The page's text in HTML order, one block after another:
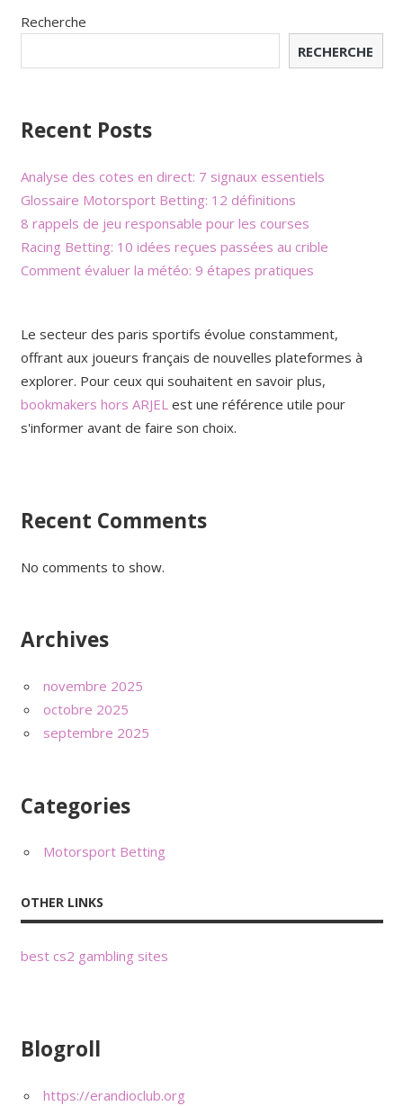
l’article
Recherche
RECHERCHE
Recent Posts
Analyse des cotes en direct: 7 signaux essentiels
Glossaire Motorsport Betting: 12 définitions
8 rappels de jeu responsable pour les courses
Racing Betting: 10 idées reçues passées au crible
Comment évaluer la météo: 9 étapes pratiques
Le secteur des paris sportifs évolue constamment,
offrant aux joueurs français de nouvelles plateformes à
explorer. Pour ceux qui souhaitent en savoir plus,
bookmakers hors ARJEL est une référence utile pour
s'informer avant de faire son choix.
Recent Comments
No comments to show.
Archives
novembre 2025
octobre 2025
septembre 2025
Categories
Motorsport Betting
OTHER LINKS
best cs2 gambling sites
Blogroll
https://erandioclub.org